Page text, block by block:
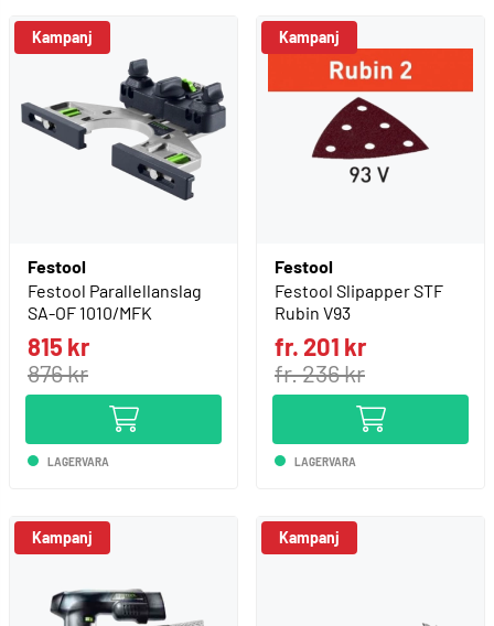
Kampanj
Festool
Festool Parallellanslag
SA-OF 1010/MFK
815 kr
876 kr
LAGERVARA
Festool
Festool Slipapper STF
Rubin V93
fr. 201 kr
fr. 236 kr
LAGERVARA
Kampanj Kampanj